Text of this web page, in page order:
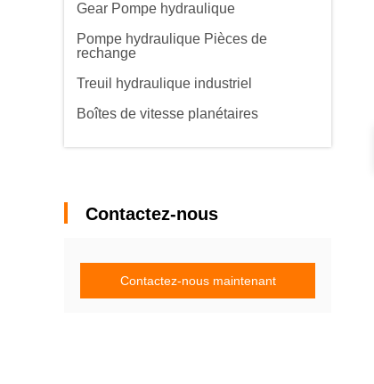
Gear Pompe hydraulique
Pompe hydraulique Pièces de
rechange
Treuil hydraulique industriel
Boîtes de vitesse planétaires
Contactez-nous
Contactez-nous maintenant